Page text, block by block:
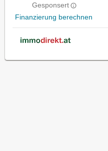
Gesponsert
Finanzierung berechnen